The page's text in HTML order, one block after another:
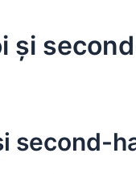
și
second-